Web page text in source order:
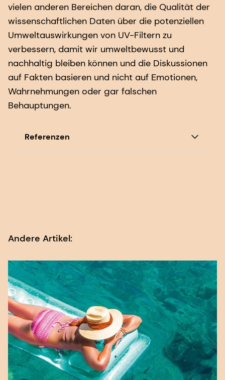
vielen anderen Bereichen daran, die Qualität der
wissenschaftlichen Daten über die potenziellen
Umweltauswirkungen von UV-Filtern zu
verbessern, damit wir umweltbewusst und
nachhaltig bleiben können und die Diskussionen
auf Fakten basieren und nicht auf Emotionen,
Wahrnehmungen oder gar falschen
Behauptungen.
Referenzen
https://doi.org/10.1016/j.scitotenv.2021.151931
Andere Artikel: